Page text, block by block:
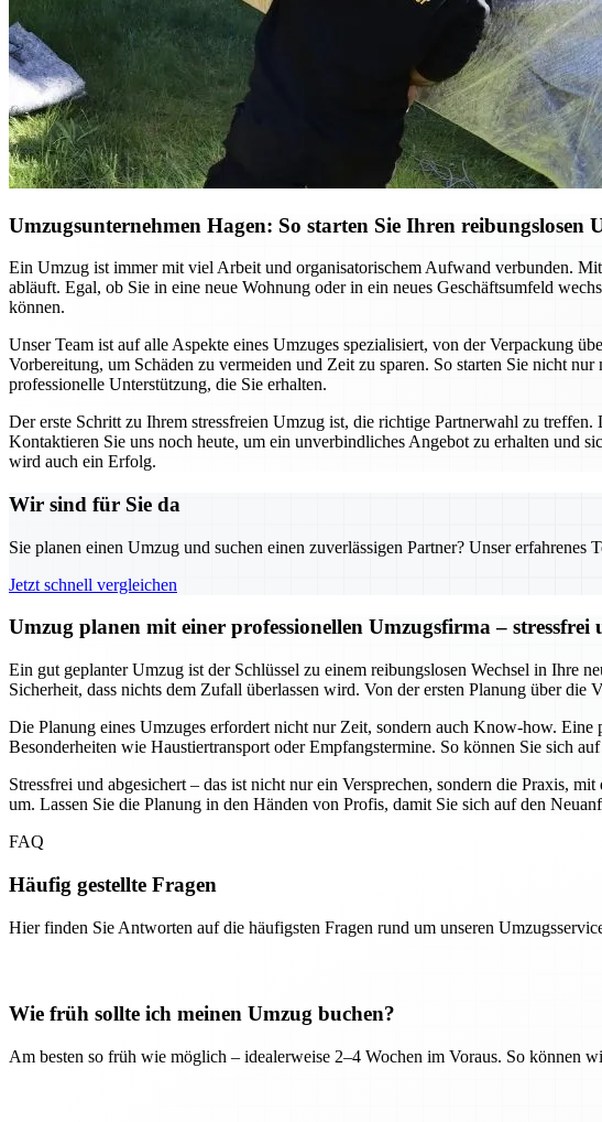
Umzugsunternehmen Hagen: So starten Sie Ihren reibungslosen
Ein Umzug ist immer mit viel Arbeit und organisatorischem Aufwand verbunden.
abläuft. Egal, ob Sie in eine neue Wohnung oder in ein neues Geschäftsumfeld
können.
Unser Team ist auf alle Aspekte eines Umzuges spezialisiert, von der Verpackung
Vorbereitung, um Schäden zu vermeiden und Zeit zu sparen. So starten Sie nicht
professionelle Unterstützung, die Sie erhalten.
Der erste Schritt zu Ihrem stressfreien Umzug ist, die richtige Partnerwahl zu
Kontaktieren Sie uns noch heute, um ein unverbindliches Angebot zu erhalten und
wird auch ein Erfolg.
Wir sind für Sie da
Sie planen einen Umzug und suchen einen zuverlässigen Partner? Unser
Jetzt schnell vergleichen
Umzug planen mit einer professionellen Umzugsfirma – stressfrei
Ein gut geplanter Umzug ist der Schlüssel zu einem reibungslosen Wechsel in Ihre
Sicherheit, dass nichts dem Zufall überlassen wird. Von der ersten Planung über
Die Planung eines Umzuges erfordert nicht nur Zeit, sondern auch Know-how.
Besonderheiten wie Haustiertransport oder Empfangstermine. So können Sie sich
Stressfrei und abgesichert – das ist nicht nur ein Versprechen, sondern die Praxis,
um. Lassen Sie die Planung in den Händen von Profis, damit Sie sich auf den
FAQ
Häufig gestellte Fragen
Hier finden Sie Antworten auf die häufigsten Fragen rund um unseren
Wie früh sollte ich meinen Umzug buchen?
Am besten so früh wie möglich – idealerweise 2–4 Wochen im Voraus. So können